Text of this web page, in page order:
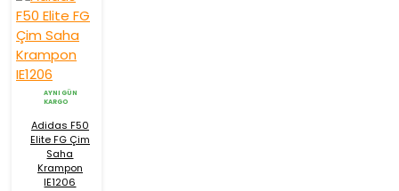
AYNI GÜN
KARGO
Adidas F50
Elite FG Çim
Saha
Krampon
IE1206